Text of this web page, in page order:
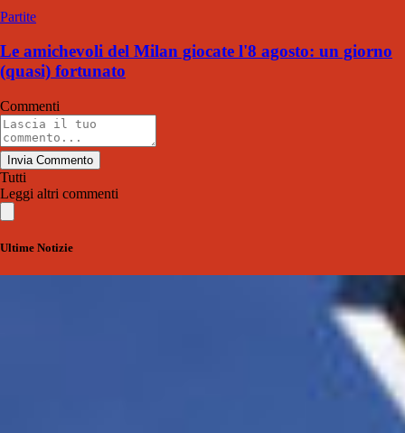
Partite
Le amichevoli del Milan giocate l'8 agosto: un giorno
(quasi) fortunato
Commenti
Invia Commento
Tutti
Leggi altri commenti
Ultime Notizie